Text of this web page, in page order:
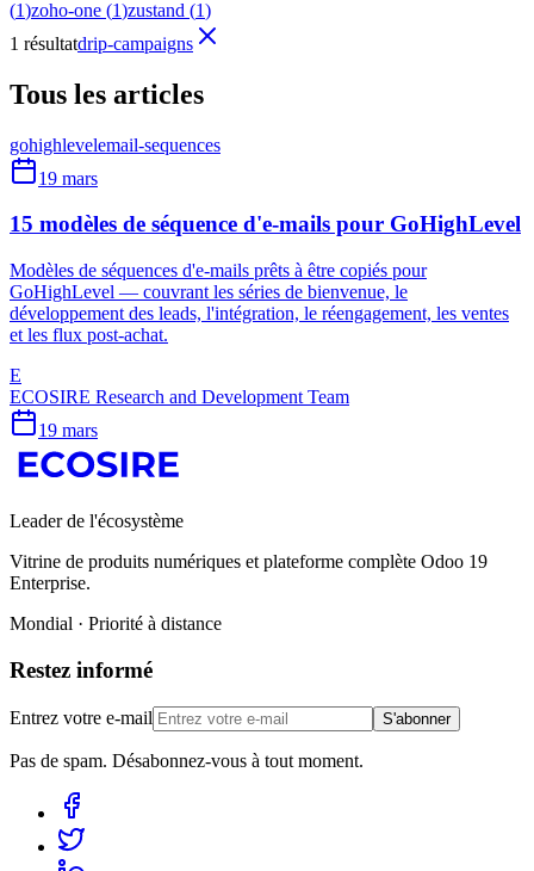
(1)zoho-one (1)zustand (1)
1 résultatdrip-campaigns
Tous les articles
gohighlevelemail-sequences
19 mars
15 modèles de séquence d'e-mails pour GoHighLevel
Modèles de séquences d'e-mails prêts à être copiés pour
GoHighLevel — couvrant les séries de bienvenue, le
développement des leads, l'intégration, le réengagement, les ventes
et les flux post-achat.
E
ECOSIRE Research and Development Team
19 mars
Leader de l'écosystème
Vitrine de produits numériques et plateforme complète Odoo 19
Enterprise.
Mondial · Priorité à distance
Restez informé
Entrez votre e-mail S'abonner
Pas de spam. Désabonnez-vous à tout moment.